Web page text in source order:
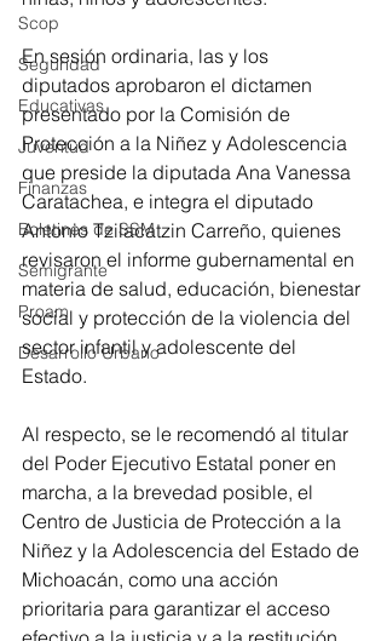
Scop
Seguridad
Educativas
Juventud
Finanzas
Boletines de SSM
Semigrante
Proam
Desarrollo Urbano
En sesión ordinaria, las y los
diputados aprobaron el dictamen
presentado por la Comisión de
Protección a la Niñez y Adolescencia
que preside la diputada Ana Vanessa
Caratachea, e integra el diputado
Antonio Tzilacatzin Carreño, quienes
revisaron el informe gubernamental en
materia de salud, educación, bienestar
social y protección de la violencia del
sector infantil y adolescente del
Estado.
Al respecto, se le recomendó al titular
del Poder Ejecutivo Estatal poner en
marcha, a la brevedad posible, el
Centro de Justicia de Protección a la
Niñez y la Adolescencia del Estado de
Michoacán, como una acción
prioritaria para garantizar el acceso